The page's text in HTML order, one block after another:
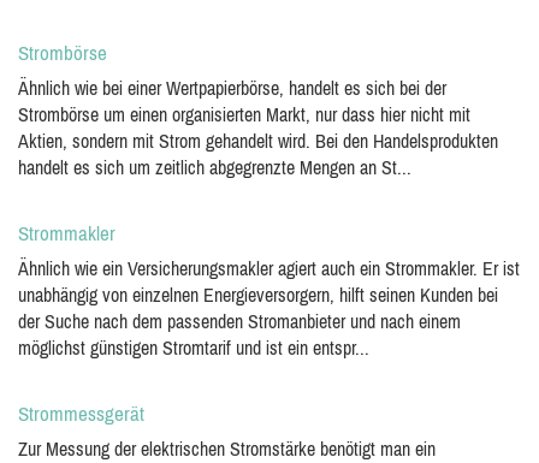
Strombörse
Ähnlich wie bei einer Wertpapierbörse, handelt es sich bei der
Strombörse um einen organisierten Markt, nur dass hier nicht mit
Aktien, sondern mit Strom gehandelt wird. Bei den Handelsprodukten
handelt es sich um zeitlich abgegrenzte Mengen an St...
Strommakler
Ähnlich wie ein Versicherungsmakler agiert auch ein Strommakler. Er ist
unabhängig von einzelnen Energieversorgern, hilft seinen Kunden bei
der Suche nach dem passenden Stromanbieter und nach einem
möglichst günstigen Stromtarif und ist ein entspr...
Strommessgerät
Zur Messung der elektrischen Stromstärke benötigt man ein